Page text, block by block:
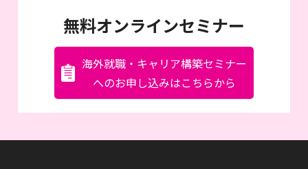
無料オンラインセミナー
海外就職・キャリア構築セミナー
へのお申し込みはこちらから